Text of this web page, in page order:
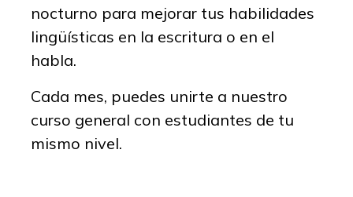
nocturno para mejorar tus habilidades
lingüísticas en la escritura o en el
habla.
Cada mes, puedes unirte a nuestro
curso general con estudiantes de tu
mismo nivel.